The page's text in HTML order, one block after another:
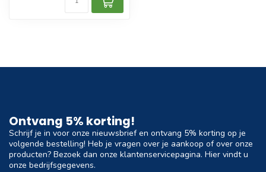
Ontvang 5% korting!
Schrijf je in voor onze nieuwsbrief en ontvang 5% korting op je
volgende bestelling! Heb je vragen over je aankoop of over onze
producten? Bezoek dan onze klantenservicepagina. Hier vindt u
onze bedrijfsgegevens.